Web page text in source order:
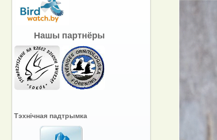
Нашы партнёры
Тэхнічная падтрымка